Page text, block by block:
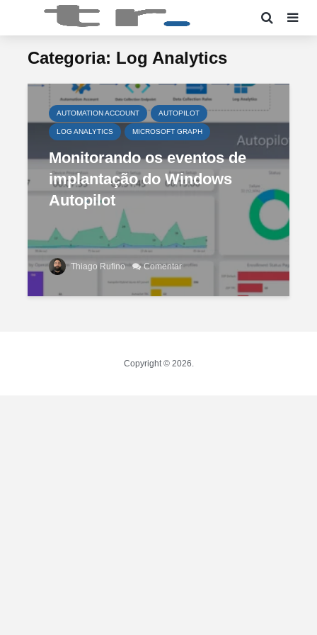
Categoria: Log Analytics
AUTOMATION ACCOUNT AUTOPILOT
LOG ANALYTICS MICROSOFT GRAPH
Monitorando os eventos de
implantação do Windows
Autopilot
Thiago Rufino Comentar
Copyright © 2026.